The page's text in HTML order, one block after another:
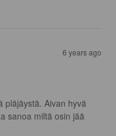
6 years ago
pläjäystä. Aivan hyvä
sanoa miltä osin jää